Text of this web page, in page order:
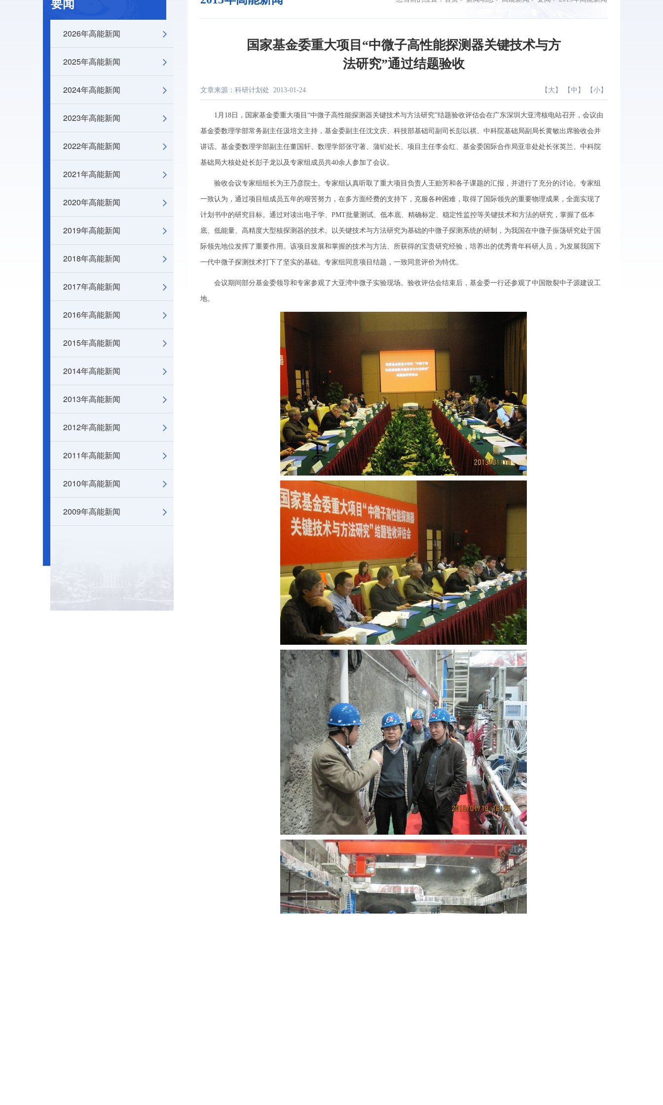
要闻
2026年高能新闻
2025年高能新闻
2024年高能新闻
2023年高能新闻
2022年高能新闻
2021年高能新闻
2020年高能新闻
2019年高能新闻
2018年高能新闻
2017年高能新闻
2016年高能新闻
2015年高能新闻
2014年高能新闻
2013年高能新闻
2012年高能新闻
2011年高能新闻
2010年高能新闻
2009年高能新闻
国家基金委重大项目“中微子高性能探测器关键技术与方
法研究”通过结题验收
文章来源：科研计划处 2013-01-24 【 大 】 【 中 】 【 小 】
1月18日，国家基金委重大项目“中微子高性能探测器关键技术与方法研究”结题验收评估会在广东深圳大亚湾核电站召开，会议由
基金委数理学部常务副主任汲培文主持，基金委副主任沈文庆、科技部基础司副司长彭以祺、中科院基础局副局长黄敏出席验收会并
讲话。基金委数理学部副主任董国轩、数理学部张守著、蒲钔处长、项目主任李会红、基金委国际合作局亚非处处长张英兰、中科院
基础局大核处处长彭子龙以及专家组成员共40余人参加了会议。
验收会议专家组组长为王乃彦院士。专家组认真听取了重大项目负责人王贻芳和各子课题的汇报，并进行了充分的讨论。专家组
一致认为，通过项目组成员五年的艰苦努力，在多方面经费的支持下，克服各种困难，取得了国际领先的重要物理成果，全面实现了
计划书中的研究目标。通过对读出电子学、PMT批量测试、低本底、精确标定、稳定性监控等关键技术和方法的研究，掌握了低本
底、低能量、高精度大型核探测器的技术。以关键技术与方法研究为基础的中微子探测系统的研制，为我国在中微子振荡研究处于国
际领先地位发挥了重要作用。该项目发展和掌握的技术与方法、所获得的宝贵研究经验，培养出的优秀青年科研人员，为发展我国下
一代中微子探测技术打下了坚实的基础。专家组同意项目结题，一致同意评价为特优。
会议期间部分基金委领导和专家参观了大亚湾中微子实验现场。验收评估会结束后，基金委一行还参观了中国散裂中子源建设工
地。